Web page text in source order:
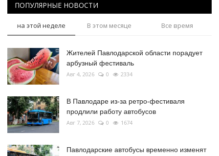
ПОПУЛЯРНЫЕ НОВОСТИ
на этой неделе В этом месяце Все время
Жителей Павлодарской области порадует
арбузный фестиваль
Авг 4, 2026 0 2334
В Павлодаре из-за ретро-фестиваля
продлили работу автобусов
Авг 7, 2026 0 1674
Павлодарские автобусы временно изменят